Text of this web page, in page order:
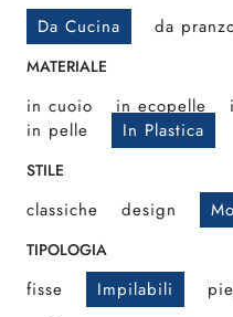
Da Cucina da
MATERIALE
in cuoio in ecopelle
in pelle
In Plastica
STILE
classiche design
TIPOLOGIA
fisse Impilabili